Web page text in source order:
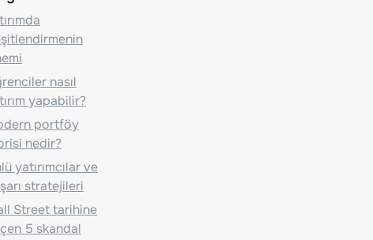
nasıl
yapabilir?
portföy
nedir?
yatırımcılar ve
stratejileri
Street tarihine
5 skandal